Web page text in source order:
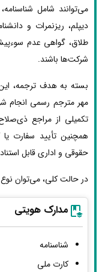
می‌توانند شامل
دیپلم، ریزنمرات و
طلاق، گواهی عدم
شرکت‌ها باشند.
بسته به هدف ترجمه،
مهر مترجم رسمی انجام
تکمیلی از مراجع
همچنین تأیید سفارت یا
حقوقی و اداری قابل
در حالت کلی، می‌توان
مدارک هویتی
شناسنامه
کارت ملی